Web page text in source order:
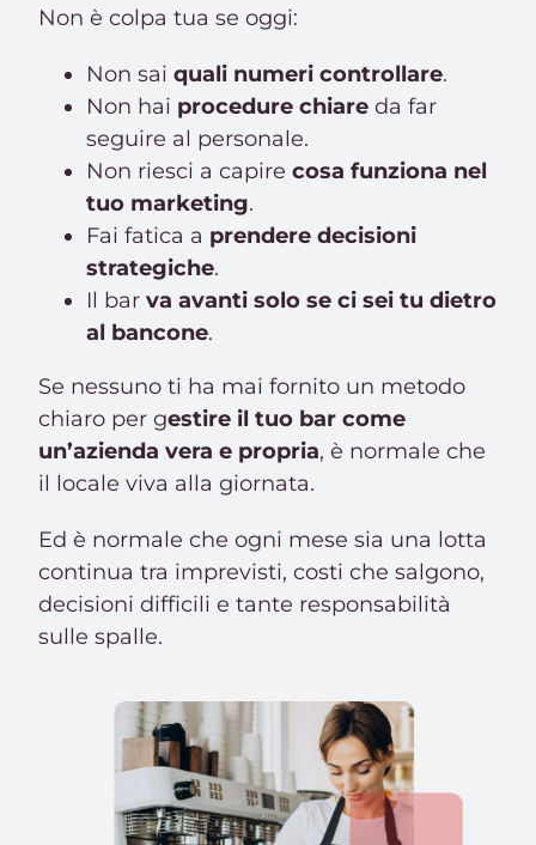
Non è colpa tua se oggi:
Non saiquali numeri controllare.
Non hai procedure chiare da far
seguire al personale.
Non riesci a capirecosa funziona nel
tuo marketing.
Fai fatica a prendere decisioni
strategiche.
Il barva avanti solo se ci sei tu dietro
al bancone.
Se nessuno ti ha mai fornito un metodo
chiaro per gestire il tuo bar come
un’azienda vera e propria, è normale che
il locale viva alla giornata.
Ed è normale che ogni mese sia una lotta
continua tra imprevisti, costi che salgono,
decisioni difficili e tante responsabilità
sulle spalle.